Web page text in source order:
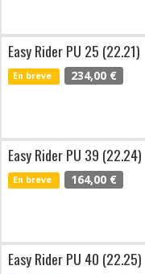
Easy Rider PU 25 (22.21)
En breve 234,00 €
Easy Rider PU 39 (22.24)
En breve 164,00 €
Easy Rider PU 40 (22.25)